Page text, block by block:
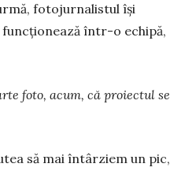
fotojurnalistul își
într-o echipă,
foto, acum, că proiectul se
să mai întârziem un pic,